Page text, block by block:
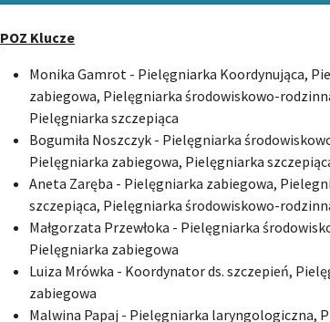
POZ Klucze
Monika Gamrot - Pielęgniarka Koordynująca,
zabiegowa, Pielęgniarka środowiskowo-
Pielęgniarka szczepiąca
Bogumiła Noszczyk - Pielęgniarka
Pielęgniarka zabiegowa, Pielęgniarka
Aneta Zaręba - Pielęgniarka zabiegowa,
szczepiąca, Pielęgniarka środowiskowo-
Małgorzata Przewłoka - Pielęgniarka
Pielęgniarka zabiegowa
Luiza Mrówka - Koordynator ds. szczepień,
zabiegowa
Malwina Papaj - Pielęgniarka laryngologiczna,